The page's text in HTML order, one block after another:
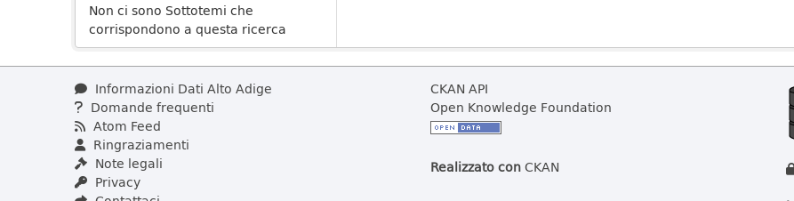
Non ci sono Sottotemi che
corrispondono a questa ricerca
Informazioni Dati Alto Adige
Domande frequenti
Atom Feed
Ringraziamenti
Note legali
Privacy
CKAN API
Open Knowledge Foundation
Realizzato conCKAN